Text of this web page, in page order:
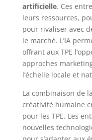
artificielle. Ces
leurs ressources,
pour rivaliser avec
le marché. L’IA
offrant aux TPE
approches
l’échelle locale et
La combinaison de
créativité humaine
pour les TPE. Les
nouvelles